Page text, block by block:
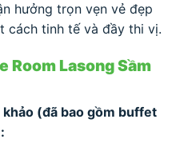
hưởng trọn vẹn vẻ đẹp
cách tinh tế và đầy thi vị.
Room Lasong Sầm
(đã bao gồm buffet